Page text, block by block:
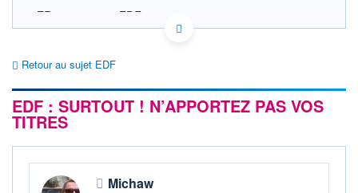
FR0010242511 EDF
EURONEXT PARIS DONNÉES TEMPS RÉEL
Cotation sur les autres places
SECTEUR
Électricité conventionnelle
0,000
Retour au sujet EDF
EDF : SURTOUT ! N’APPORTEZ PAS VOS
TITRES
Michaw